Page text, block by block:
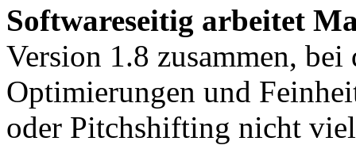
Softwareseitig arbeitet
Version 1.8 zusammen, bei
Optimierungen und
oder Pitchshifting nicht